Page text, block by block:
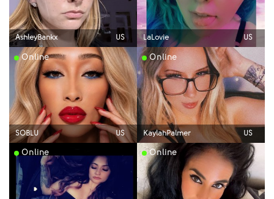
AshleyBankx US LaLovie US
Online
SOBLU US
Online
KaylahPalmer US
Online Online